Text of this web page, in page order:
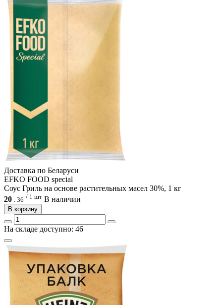
Доcтавка по Беларуси
EFKO FOOD special
Соус Гриль на основе растительных масел 30%, 1 кг
20
36 / 1 шт В наличии
В корзину
На складе доступно: 46